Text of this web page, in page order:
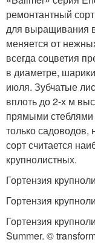
ремонтантный
для выращивания
меняется от
всегда соцветия
в диаметре,
июля. Зубчатые
вплоть до 2-х м
прямыми стеблями
только садоводов,
сорт считается
крупнолистных.
Гортензия
Гортензия
Гортензия
Summer. ©